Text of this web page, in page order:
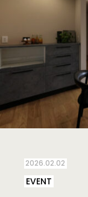
2026.02.02
EVENT